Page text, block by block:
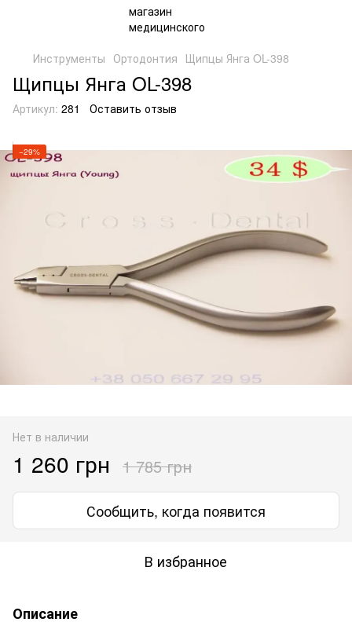
Инструменты Ортодонтия Щипцы Янга OL-398
Щипцы Янга OL-398
Артикул: 281 Оставить отзыв
−29%
Нет в наличии
1 260 грн 1 785 грн
Сообщить, когда появится
В избранное
Описание